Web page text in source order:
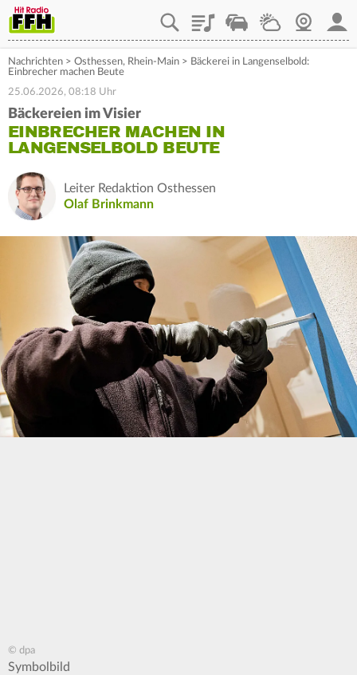
PlaylistStaupilotWetterWebcam
Nachrichten > Osthessen, Rhein-Main > Bäckerei in Langenselbold:
Einbrecher machen Beute
25.06.2026, 08:18 Uhr
Bäckereien im Visier
EINBRECHER MACHEN IN
LANGENSELBOLD BEUTE
Leiter Redaktion Osthessen
Olaf Brinkmann
© dpa
Symbolbild